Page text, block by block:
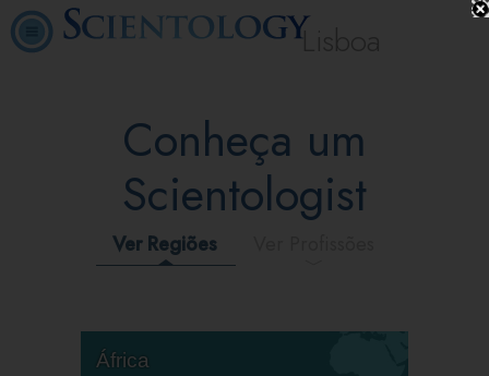
Lisboa
Conheça um
Scientologist
Ver Regiões
África